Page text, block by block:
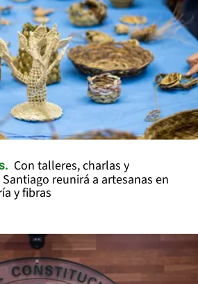
Con talleres, charlas y
reunirá a artesanas en
y fibras